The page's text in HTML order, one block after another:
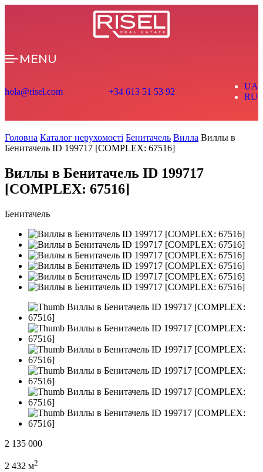
MENU
hola@risel.com +34 613 51 53 92
UA
RU
Головна Каталог нерухомості Бенитачель Вилла Виллы в
Бенитачель ID 199717 [COMPLEX: 67516]
Виллы в Бенитачель ID 199717
[COMPLEX: 67516]
Бенитачель
2 135 000
2 432 м2